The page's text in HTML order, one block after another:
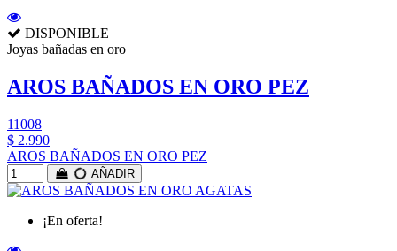
DISPONIBLE
Joyas bañadas en oro
AROS BAÑADOS EN ORO PEZ
11008
$ 2.990
AROS BAÑADOS EN ORO PEZ
AÑADIR
¡En oferta!